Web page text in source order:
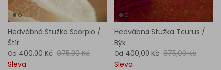
Hedvábná Stužka Scorpio /
Štír
Od 400,00 Kč 875,00 Kč
Sleva
Hedvábná Stužka Taurus /
Býk
Od 400,00 Kč 875,00 Kč
Sleva